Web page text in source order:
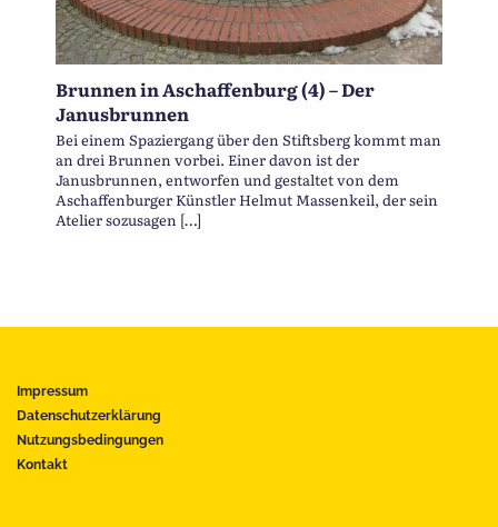
Brunnen in Aschaffenburg (4) – Der
Janusbrunnen
Bei einem Spaziergang über den Stiftsberg kommt man
an drei Brunnen vorbei. Einer davon ist der
Janusbrunnen, entworfen und gestaltet von dem
Aschaffenburger Künstler Helmut Massenkeil, der sein
Atelier sozusagen […]
Impressum
Datenschutzerklärung
Nutzungsbedingungen
Kontakt